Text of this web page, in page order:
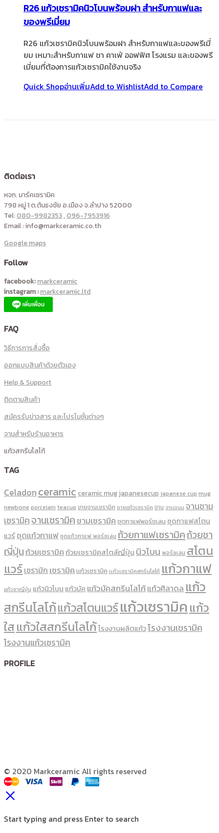
R26 แก้วเซรามิคนิวโบนพร้อมฝา สำหรับกาแฟและ
ของพรีเมี่ยม
R26 แก้วเซรามิคนิวโบนพร้อมฝา สำหรับกาแฟและของพรีเมี่
ยม เหมาะสำหรับกาแฟ ชา คาเฟ่ ออฟฟิศ โรงแรม และของพรี
เมี่ยมที่ต้องการแก้วเซรามิคใช้งานจริง
Quick Shopอ่านเพิ่มAdd to WishlistAdd to Compare
ติดต่อเรา
หจก. มาร์คเซรามิค
798 หมู่ 1 ต.ต้นธงชัย อ.เมือง จ.ลำปาง 52000
Tel:080-9982353,096-7953916
Email : info@markceramic.co.th
Google maps
Follow
facebook:markceramic
instagram :markceramic.ltd
FAQ
วิธีการการสั่งซื้อ
ออกแบบสินค้าด้วยตัวเอง
Help & Support
ติดตามสินค้า
สมัครรับข่าวสาร และโปรโมชั่นต่างๆ
จานสำหรับร้านอาหาร
แก้วสกรีนโลโก้
TAG
Celadonceramic ceramic mug japanesecup japanese cup mug
newbone porcelain teacup ขายจานเซรามิค ขายแก้วเซรามิค จาน จานขนม จานชาม
เซรามิคจานเซรามิคชามเซรามิคชุดกาแฟพอร์ชเลน ชุดกาแฟสโตน
แวร์ชุดแก้วกาแฟชุดแก้วกาแฟ พอร์ซเลน ถ้วยกาแฟเซรามิคถ้วยชา
ญี่ปุ่นถ้วยเซรามิคถ้วยเซรามิคสไตล์ญี่ปุ่นนิวโบนพอร์ซเลน สโตน
แวร์เซรามิกเซรามิคเเก้วเซรามิค เเก้วเซรามิคสกรีนโลโก้ แก้วกาแฟ
แก้วชาญี่ปุ่น แก้วนิวโบนแก้วมัคแก้วมัคสกรีนโลโก้แก้วศิลาดลแก้ว
สกรีนโลโก้แก้วสโตนแวร์แก้วเซรามิคแก้ว
ใสแก้วใสสกรีนโลโก้โรงงานผลิตแก้วโรงงานเซรามิค
โรงงานแก้วเซรามิค
PROFILE
© 2020 Markceramic All rights reserved
Start typing and press Enter to search